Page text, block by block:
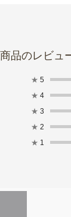
★ 5
★ 4
★ 3
★ 2
★ 1